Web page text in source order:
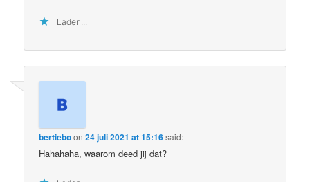
Laden...
bertieboon24 juli 2021 at 15:16said:
Hahahaha, waarom deed jij dat?